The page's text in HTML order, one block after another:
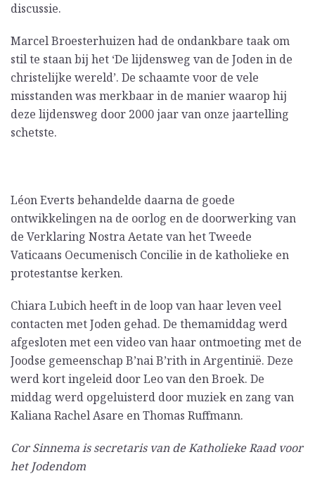
discussie.
Marcel Broesterhuizen had de ondankbare taak om
stil te staan bij het ‘De lijdensweg van de Joden in de
christelijke wereld’. De schaamte voor de vele
misstanden was merkbaar in de manier waarop hij
deze lijdensweg door 2000 jaar van onze jaartelling
schetste.
Léon Everts behandelde daarna de goede
ontwikkelingen na de oorlog en de doorwerking van
de Verklaring Nostra Aetate van het Tweede
Vaticaans Oecumenisch Concilie in de katholieke en
protestantse kerken.
Chiara Lubich heeft in de loop van haar leven veel
contacten met Joden gehad. De themamiddag werd
afgesloten met een video van haar ontmoeting met de
Joodse gemeenschap B’nai B’rith in Argentinië. Deze
werd kort ingeleid door Leo van den Broek. De
middag werd opgeluisterd door muziek en zang van
Kaliana Rachel Asare en Thomas Ruffmann.
Cor Sinnema is secretaris van de Katholieke Raad voor
het Jodendom